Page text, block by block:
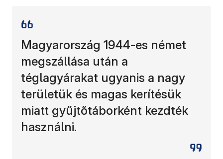
Magyarország 1944-es német
megszállása után a
téglagyárakat ugyanis a nagy
területük és magas kerítésük
miatt gyűjtőtáborként kezdték
használni.